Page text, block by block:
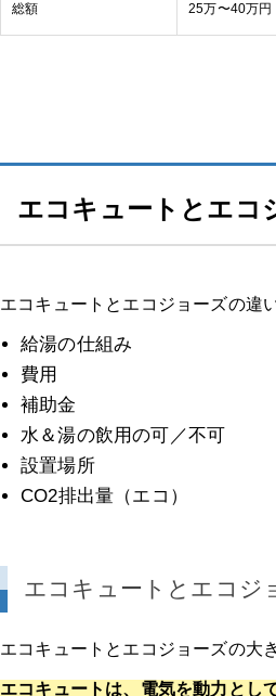
総額 25万〜40万円
エコキュートとエコ
エコキュートとエコジョーズの違
給湯の仕組み
費用
補助金
水＆湯の飲用の可／不可
設置場所
CO2排出量（エコ）
エコキュートとエコジ
エコキュートとエコジョーズの大
エコキュートは、電気を動力とし